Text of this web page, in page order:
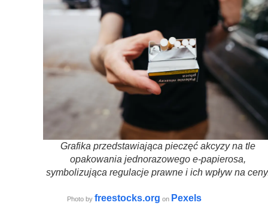
Grafika przedstawiająca pieczęć akcyzy na tle
opakowania jednorazowego e-papierosa,
symbolizująca regulacje prawne i ich wpływ na
Photo by freestocks.org on Pexels